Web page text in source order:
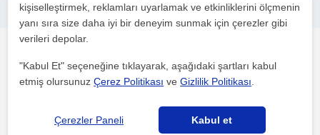
Futbol Antrenörlük kariyerimin yanında Fitness ve Atletik Performans koçluğuyla elit ve amatör sporculara eğitim vermekteyim.
Konya Sehri
Takım sporu olan Futbol branşında her sporcumun ihtiyaç ve
isteklerini dinlemek. Asıl amaç zayıf yönlerini geliştir...
kişiselleştirmek, reklamları uyarlamak ve etkinliklerini ölçmenin
yanı sıra size daha iyi bir deneyim sunmak için çerezler gibi
verileri depolar.
"Kabul Et" seçeneğine tıklayarak, aşağıdaki şartları kabul
etmiş olursunuzÇerez Politikası veGizlilik Politikası
Çerezler Paneli Kabul et